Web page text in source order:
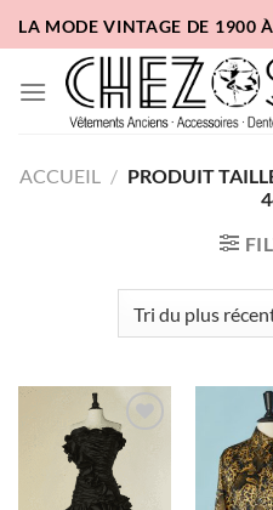
au
contenu
LA MODE VINTAGE DE 1900
ACCUEIL / PRODUIT
Ajouter
à la liste
d'envies